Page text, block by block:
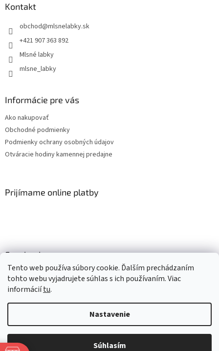
Tento web používa súbory cookie. Ďalším prechádzaním
tohto webu vyjadrujete súhlas s ich používaním. Viac
informáciítu.
Nastavenie
Súhlasím
Kontakt
obchod@mlsnelabky.sk
+421 907 363 892
Mlsné labky
mlsne_labky
Informácie pre vás
Ako nakupovať
Obchodné podmienky
Podmienky ochrany osobných údajov
Otváracie hodiny kamennej predajne
Prijímame online platby
Facebook
Vytvoril Shoptet
Copyright 2026Mlsné labky. Všetky práva vyhradené.Upraviť
nastavenie cookies